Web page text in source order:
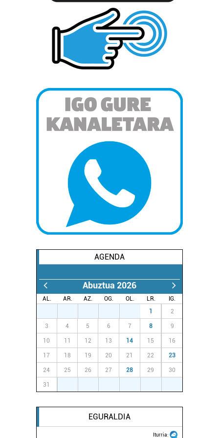
AGENDA
Abuztua 2026
AL. AR. AZ. OG. OL. LR.
IG.
1 2
3 4 5 6 7 8 9
10 11 12 13 14 15 16
17 18 19 20 21 22 23
24 25 26 27 28 29 30
31
EGURALDIA
Iturria: